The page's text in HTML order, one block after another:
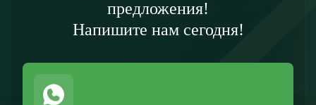
предложения!
Напишите нам сегодня!